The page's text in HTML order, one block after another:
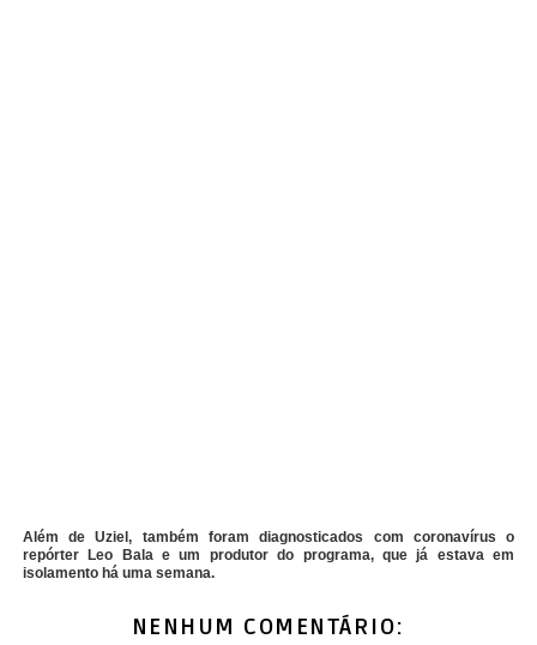
Além de Uziel, também foram diagnosticados com coronavírus o
repórter Leo Bala e um produtor do programa, que já estava em
isolamento há uma semana.
NENHUM COMENTÁRIO: